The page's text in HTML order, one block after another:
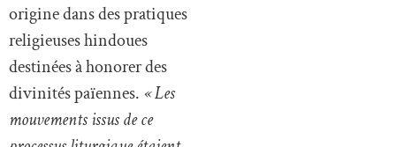
origine dans des pratiques
religieuses hindoues
destinées à honorer des
divinités païennes. « Les
mouvements issus de ce